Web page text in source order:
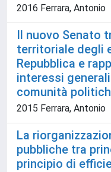
2016 Ferrara, Antonio
Il nuovo Senato
territoriale degli
Repubblica e
interessi
comunità
2015 Ferrara, Antonio
La
pubbliche tra
principio di